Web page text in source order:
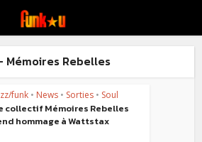
Mémoires Rebelles
funk • News • Sorties • Soul
collectif Mémoires Rebelles
hommage à Wattstax